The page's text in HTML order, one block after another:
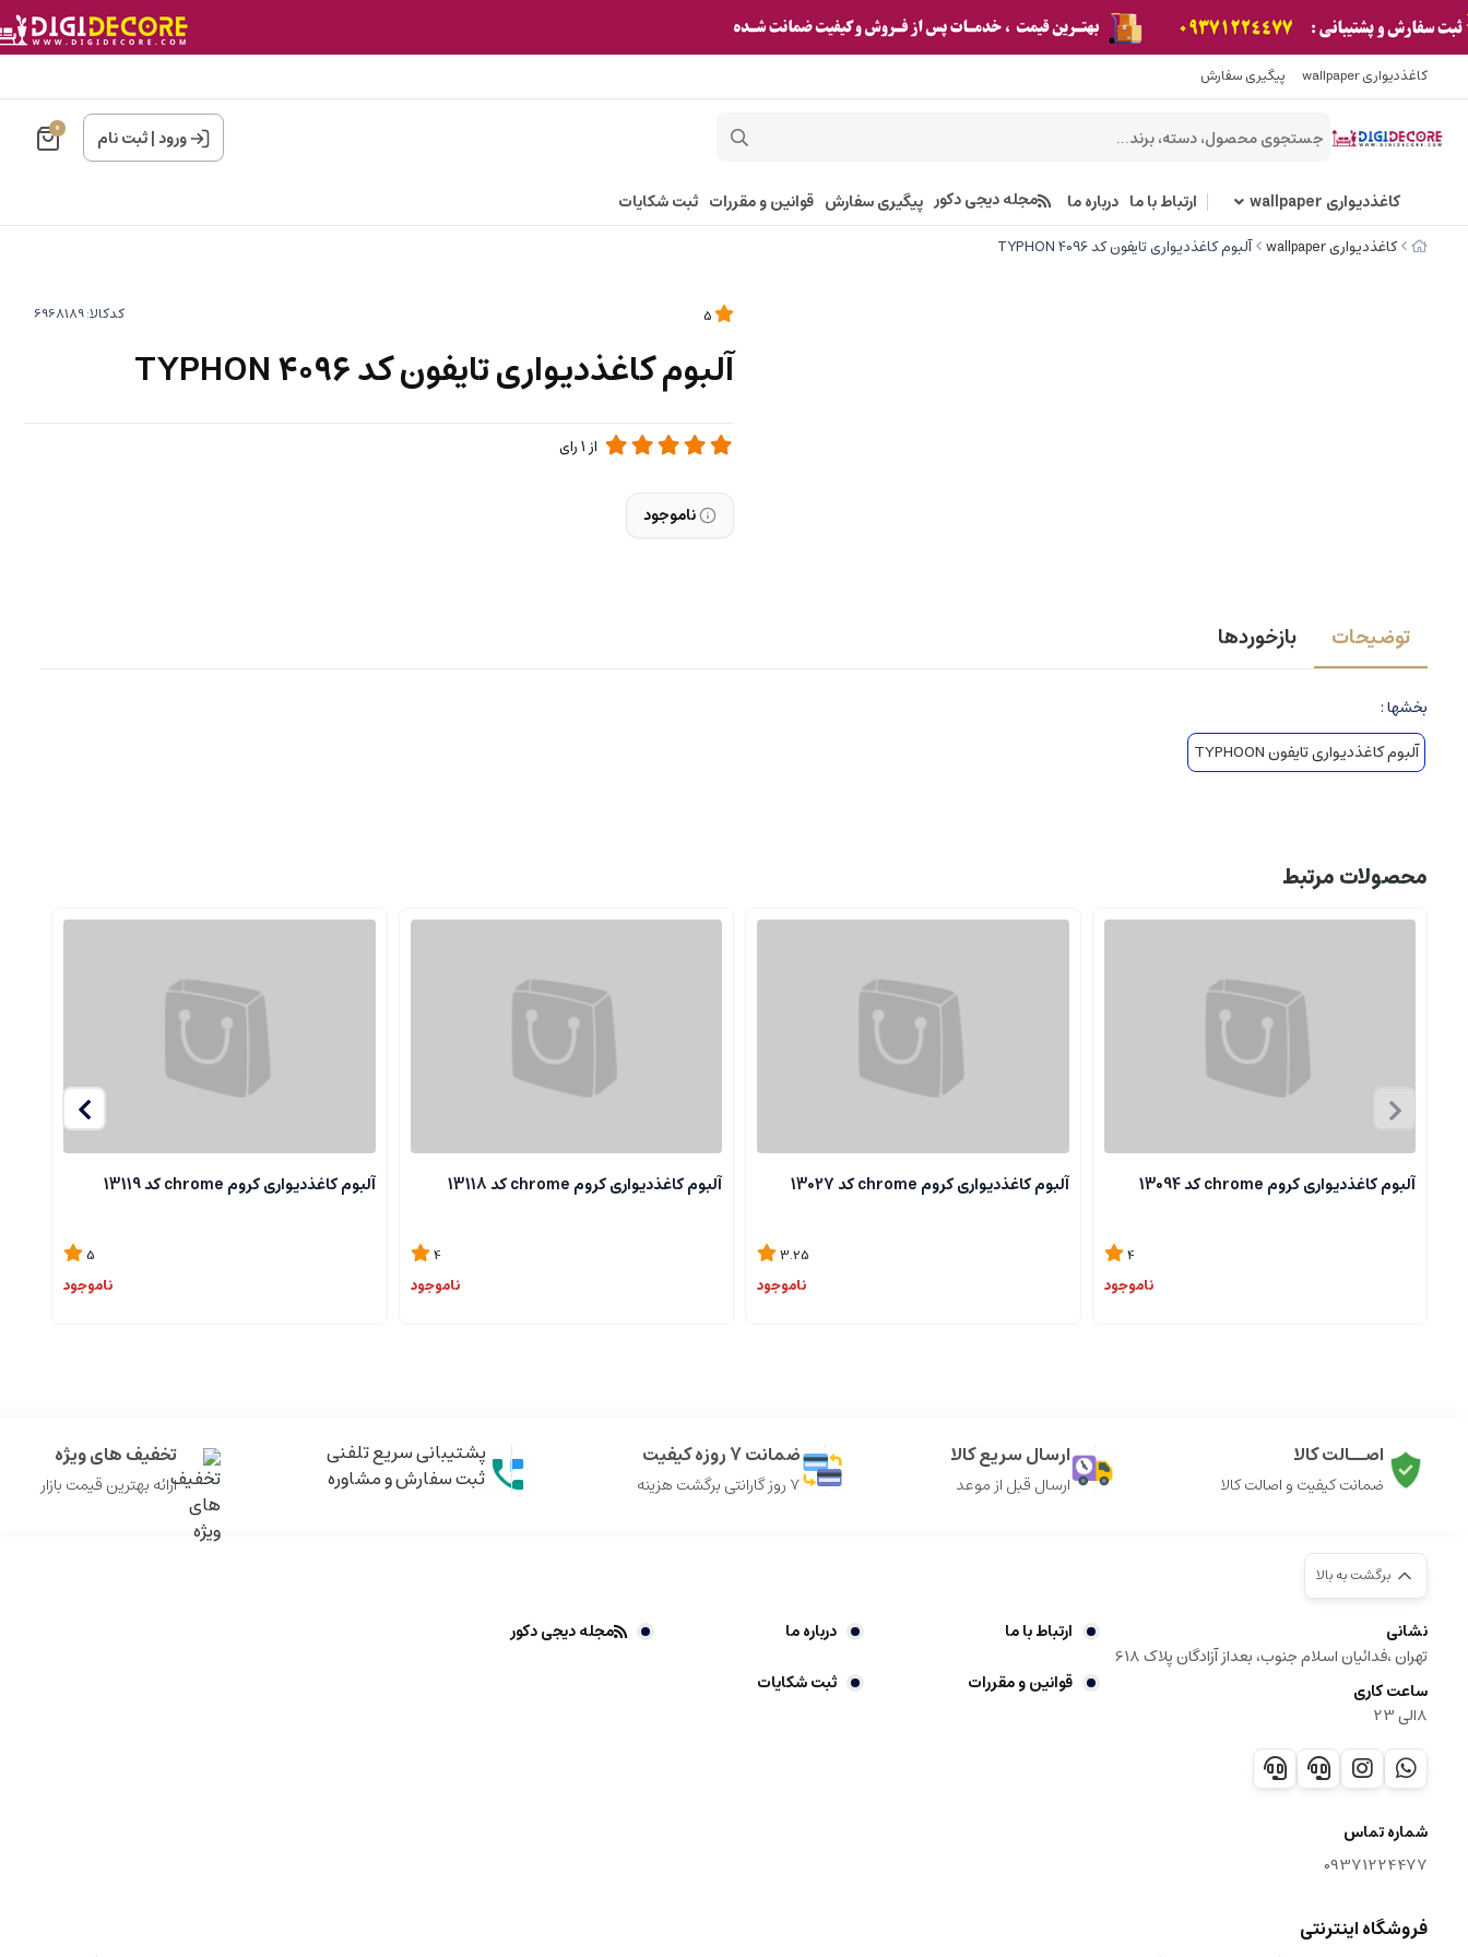
کاغذدیواری wallpaper پیگیری سفارش
ورود|ثبت نام 0
کاغذدیواری wallpaper ارتباط با ما درباره ما مجله دیجی دکور پیگیری سفارش قوانین و مقررات ثبت شکایات
کاغذدیواری wallpaper آلبوم کاغذدیواری تایفون کد TYPHON 4096
کدکالا:
آلبوم کاغذدیواری تایفون کد TYPHON 4096
از1رای
ناموجود
توضیحات بازخوردها
بخشها :
آلبوم کاغذدیواری تایفون TYPHOON
محصولات مرتبط
آلبوم کاغذدیواری کروم chrome کد 13094
4
ناموجود
آلبوم کاغذدیواری کروم chrome کد 13027
3.25
ناموجود
آلبوم کاغذدیواری کروم chrome کد 13118
4
ناموجود
آلبوم کاغذدیواری کروم chrome کد 13119
5
ناموجود
اصــالت کالا
ضمانت کیفیت و اصالت کالا
ارسال سریع کالا
ارسال قبل از موعد
ضمانت 7 روزه کیفیت
7 روز گارانتی برگشت هزینه
پشتیبانی سریع تلفنی
ثبت سفارش و مشاوره
تخفیف های ویژه
ارائه بهترین قیمت بازار
برگشت به بالا
نشانی
تهران ،فدائیان اسلام جنوب، بعداز آزادگان پلاک 618
ساعت کاری
8الی 23
شماره تماس
09371224477
ارتباط با ما درباره ما
مجله دیجی دکور
قوانین و مقررات
ثبت شکایات
فروشگاه اینترنتی